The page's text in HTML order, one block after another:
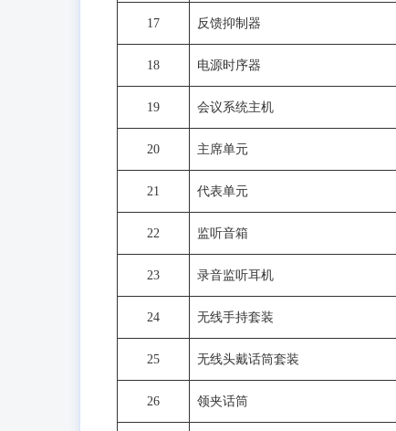
17 反馈抑制器
18 电源时序器
19 会议系统主机
20 主席单元
21 代表单元
22 监听音箱
23 录音监听耳机
24 无线手持套装
25 无线头戴话筒套装
26 领夹话筒